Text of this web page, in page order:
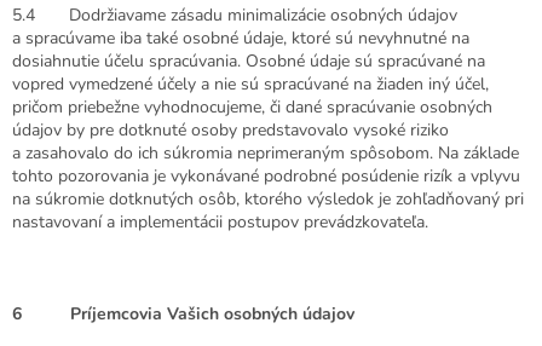
5.4 Dodržiavame zásadu minimalizácie osobných údajov
a spracúvame iba také osobné údaje, ktoré sú nevyhnutné na
dosiahnutie účelu spracúvania. Osobné údaje sú spracúvané na
vopred vymedzené účely a nie sú spracúvané na žiaden iný účel,
pričom priebežne vyhodnocujeme, či dané spracúvanie osobných
údajov by pre dotknuté osoby predstavovalo vysoké riziko
a zasahovalo do ich súkromia neprimeraným spôsobom. Na základe
tohto pozorovania je vykonávané podrobné posúdenie rizík a vplyvu
na súkromie dotknutých osôb, ktorého výsledok je zohľadňovaný pri
nastavovaní a implementácii postupov prevádzkovateľa.
6 Príjemcovia Vašich osobných údajov